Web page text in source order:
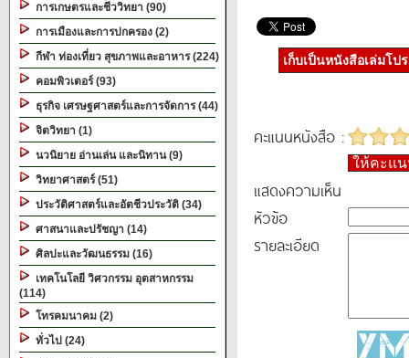
การเกษตรและชีววิทยา (90)
การเมืองและการปกครอง (2)
กีฬา ท่องเที่ยว สุขภาพและอาหาร (224)
คอมพิวเตอร์ (93)
ธุรกิจ เศรษฐศาสตร์และการจัดการ (44)
จิตวิทยา (1)
นวนิยาย อ่านเล่น และนิทาน (9)
วิทยาศาสตร์ (51)
ประวัติศาสตร์และอัตชีวประวัติ (34)
ศาสนาและปรัชญา (14)
ศิลปะและวัฒนธรรม (16)
เทคโนโลยี วิศวกรรม อุตสาหกรรม
(114)
โทรคมนาคม (2)
ทั่วไป (24)
เก็บเป็นหนังสือเล่มโป
คะแนนหนังสือ :
ให้คะแ
แสดงความเห็น
หัวข้อ
รายละเอียด